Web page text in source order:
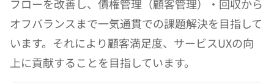
フローを改善し、債権管理（顧客管理）・回収から
オフバランスまで一気通貫での課題解決を目指して
います。それにより顧客満足度、サービスUXの向
上に貢献することを目指しています。